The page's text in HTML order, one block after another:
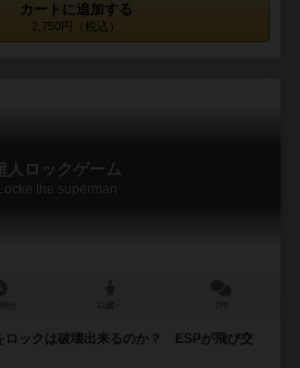
カートに追加する
2,750円（税込）
人ロックゲーム
Locke the superman
ロックは破壊出来るのか？ ESPが飛び交